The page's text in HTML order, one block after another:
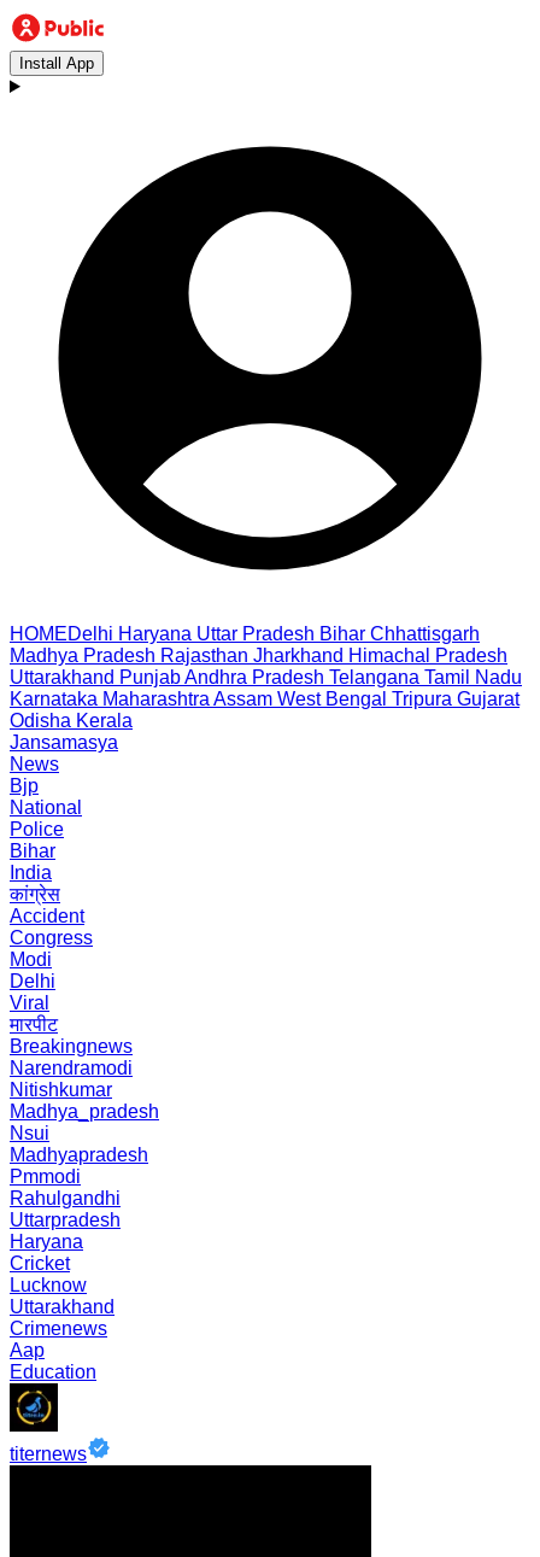
Install App
HOMEDelhi Haryana Uttar Pradesh Bihar Chhattisgarh
Madhya Pradesh Rajasthan Jharkhand Himachal Pradesh
Uttarakhand PunjabAndhra Pradesh Telangana Tamil Nadu
Karnataka Maharashtra Assam West Bengal Tripura Gujarat
Odisha Kerala
Jansamasya
News
Bjp
National
Police
Bihar
India
कांग्रेस
Accident
Congress
Modi
Delhi
Viral
मारपीट
Breakingnews
Narendramodi
Nitishkumar
Madhya_pradesh
Nsui
Madhyapradesh
Pmmodi
Rahulgandhi
Uttarpradesh
Haryana
Cricket
Lucknow
Uttarakhand
Crimenews
Aap
Education
titernews